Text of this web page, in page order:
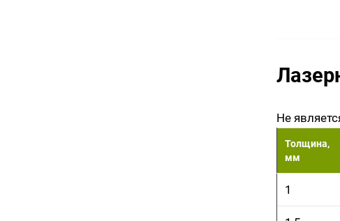
Не
Толщина,
мм
1